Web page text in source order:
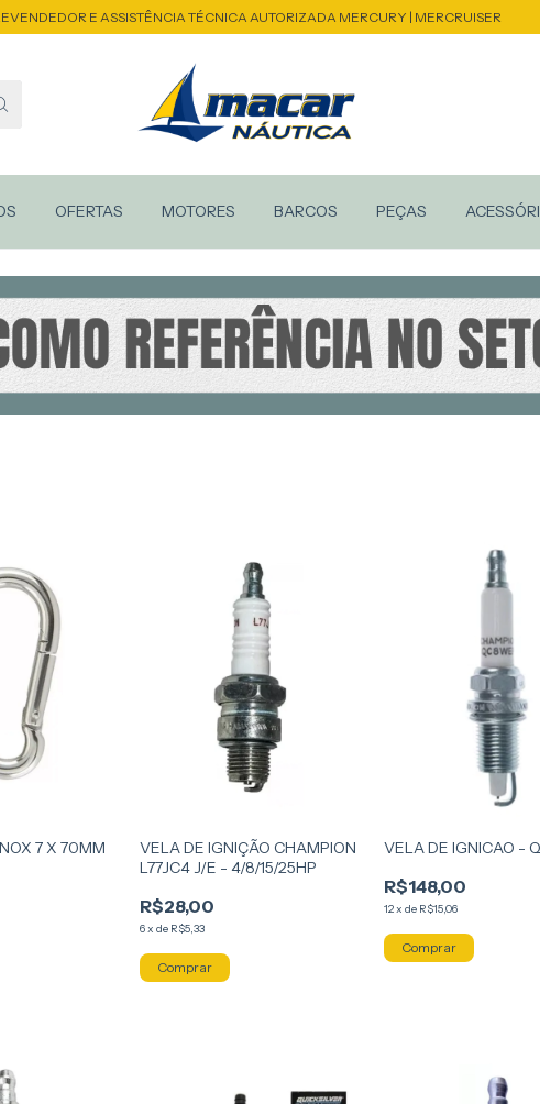
E ASSISTÊNCIA TÉCNICA AUTORIZADA MERCURY | MERCRUISER
OFERTAS MOTORES BARCOS PEÇAS
7 X 70MM
VELA DE IGNIÇÃO CHAMPION
L77JC4 J/E - 4/8/15/25HP
R$28,00
6x de R$5,33
VELA DE IGNICAO -
R$148,00
12xde R$15,06